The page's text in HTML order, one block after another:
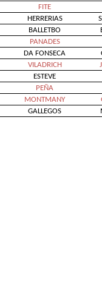
FITE
HERRERIAS
BALLETBO
PANADES
DA FONSECA
VILADRICH
ESTEVE
PEÑA
MONTMANY
GALLEGOS